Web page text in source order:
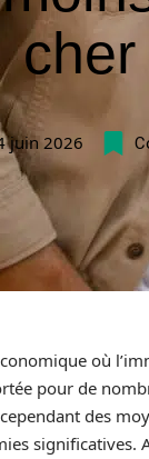
cher
juin 2026
où
pour de
des
significatives.